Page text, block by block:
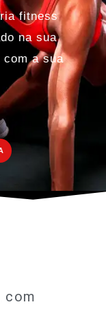
fitness
na sua
com a sua
com